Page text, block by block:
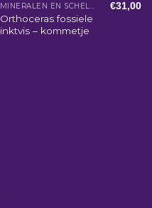
MINERALEN EN SCHELPEN
Orthoceras fossiele
inktvis – kommetje
€31,00